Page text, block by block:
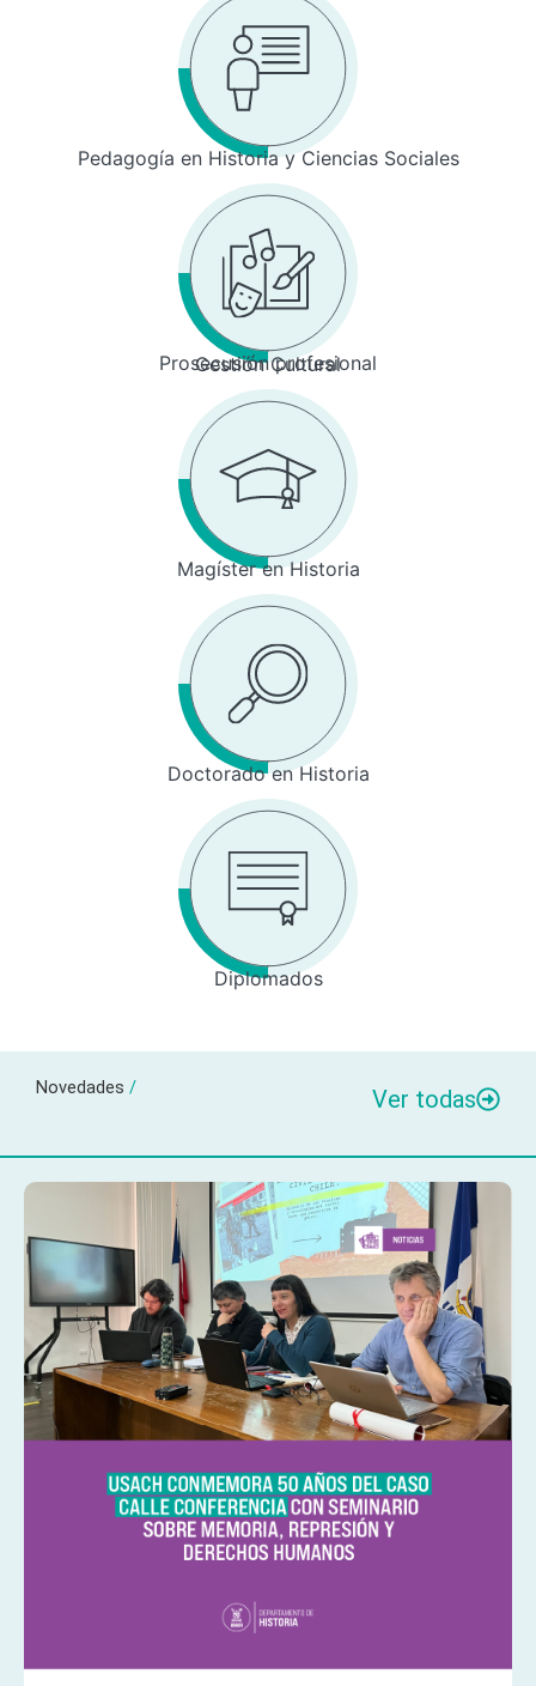
Pedagogía en Historia y Ciencias Sociales
Prosecusión profesional
Gestión Cultural
Magíster en Historia
Doctorado en Historia
Diplomados
Novedades / Ver todas